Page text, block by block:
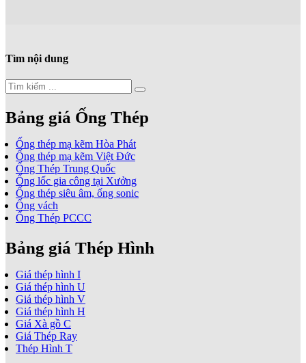
Tìm nội dung
Bảng giá Ống Thép
Ống thép mạ kẽm Hòa Phát
Ống thép mạ kẽm Việt Đức
Ống Thép Trung Quốc
Ống lốc gia công tại Xưởng
Ống thép siêu âm, ống sonic
Ống vách
Ống Thép PCCC
Bảng giá Thép Hình
Giá thép hình I
Giá thép hình U
Giá thép hình V
Giá thép hình H
Giá Xà gồ C
Giá Thép Ray
Thép Hình T